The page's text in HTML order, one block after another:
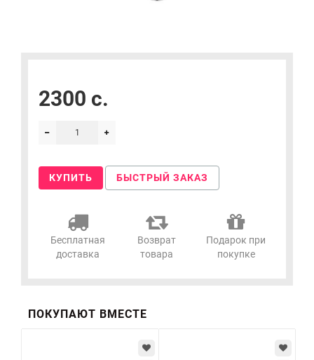
2300 c.
КУПИТЬ БЫСТРЫЙ ЗАКАЗ
Бесплатная
доставка
Возврат
товара
Подарок при
покупке
ПОКУПАЮТ ВМЕСТЕ